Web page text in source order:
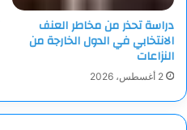
دراسة تحذر من مخاطر العنف
الانتخابي في الدول الخارجة من
النزاعات
2 أغسطس، 2026